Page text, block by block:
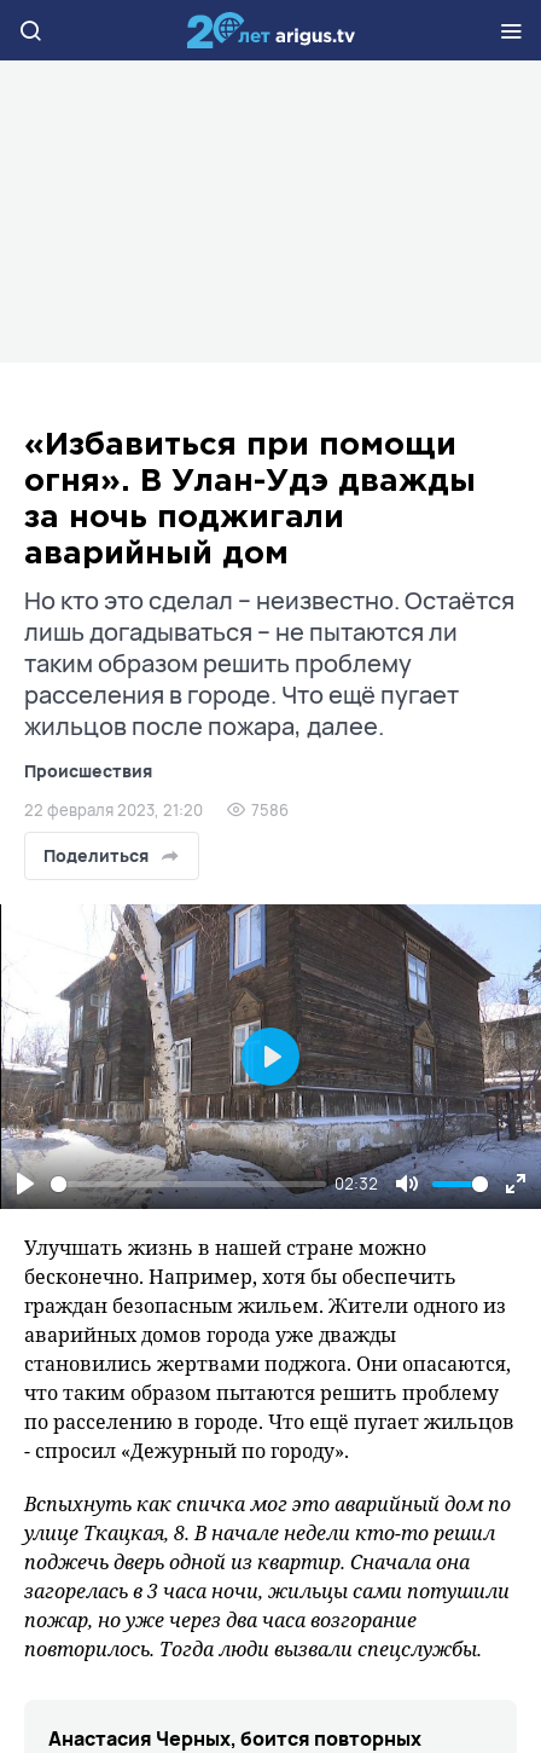
«Избавиться при помощи
огня». В Улан-Удэ дважды
за ночь поджигали
аварийный дом
Но кто это сделал – неизвестно. Остаётся
лишь догадываться – не пытаются ли
таким образом решить проблему
расселения в городе. Что ещё пугает
жильцов после пожара, далее.
Происшествия
22 февраля 2023, 21:20 7586
Поделиться
Play
02:32
Mute
Play
Улучшать жизнь в нашей стране можно
бесконечно. Например, хотя бы обеспечить
граждан безопасным жильем. Жители одного из
аварийных домов города уже дважды
становились жертвами поджога. Они опасаются,
что таким образом пытаются решить проблему
по расселению в городе. Что ещё пугает жильцов
- спросил «Дежурный по городу».
Вспыхнуть как спичка мог это аварийный дом по
улице Ткацкая, 8. В начале недели кто-то решил
поджечь дверь одной из квартир. Сначала она
загорелась в 3 часа ночи, жильцы сами потушили
пожар, но уже через два часа возгорание
повторилось. Тогда люди вызвали спецслужбы.
Анастасия Черных, боится повторных